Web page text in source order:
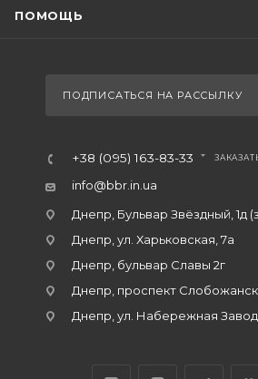
ПОМОЩЬ
ПОДПИСАТЬСЯ НА РАССЫЛКУ
+38 (095) 163-83-33
info@bbr.in.ua
Днепр, Бульвар Звёздный, 1д
Днепр, ул. Харьковская, 7а
Днепр, бульвар Славы 2г
Днепр, проспект
Днепр, ул. Набережная